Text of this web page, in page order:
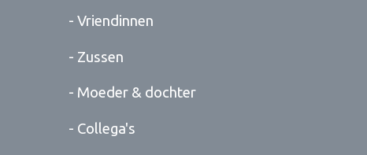
- Vriendinnen
- Zussen
- Moeder & dochter
- Collega's